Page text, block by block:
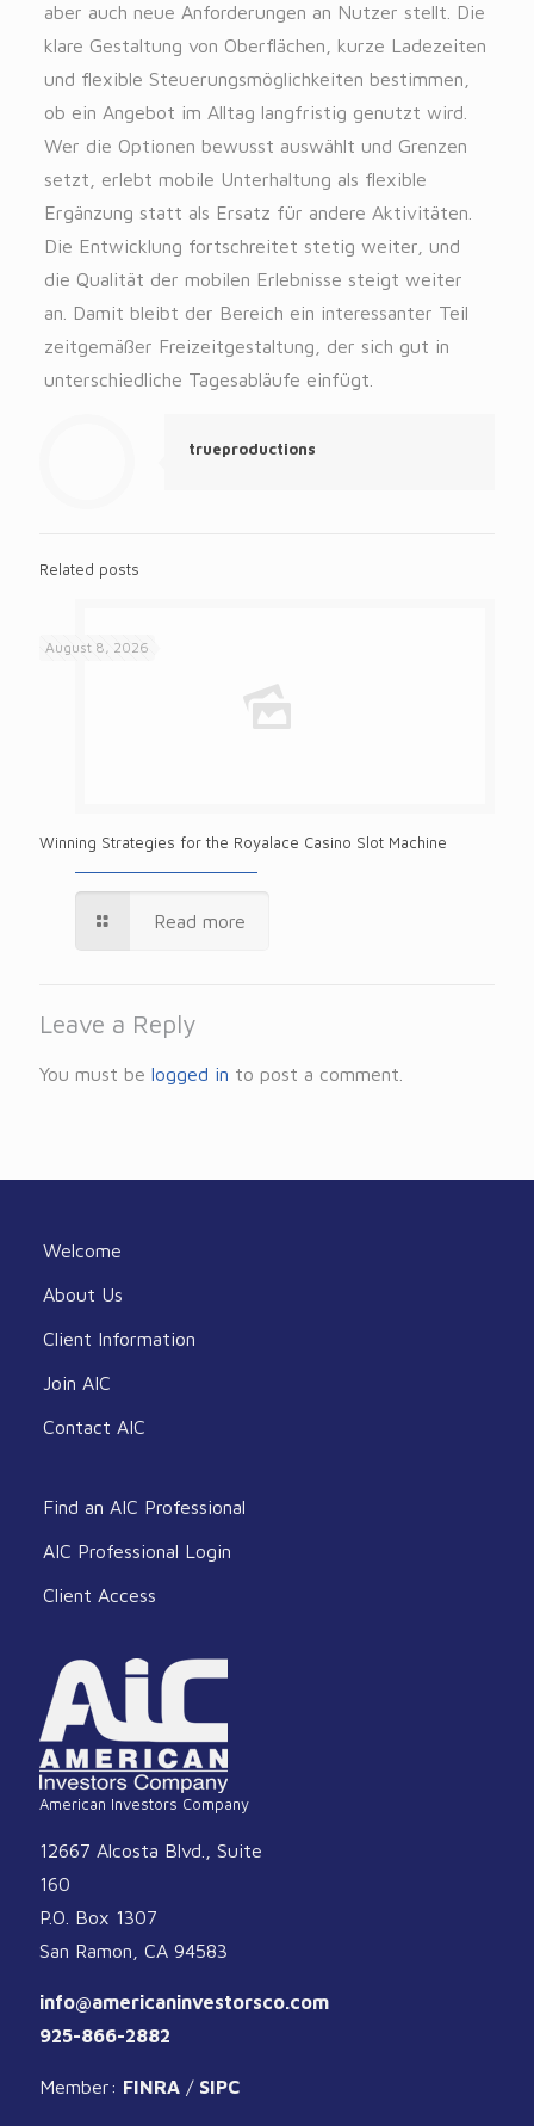
aber auch neue Anforderungen an Nutzer stellt. Die
klare Gestaltung von Oberflächen, kurze Ladezeiten
und flexible Steuerungsmöglichkeiten bestimmen,
ob ein Angebot im Alltag langfristig genutzt wird.
Wer die Optionen bewusst auswählt und Grenzen
setzt, erlebt mobile Unterhaltung als flexible
Ergänzung statt als Ersatz für andere Aktivitäten.
Die Entwicklung fortschreitet stetig weiter, und
die Qualität der mobilen Erlebnisse steigt weiter
an. Damit bleibt der Bereich ein interessanter Teil
zeitgemäßer Freizeitgestaltung, der sich gut in
unterschiedliche Tagesabläufe einfügt.
trueproductions
Related posts
August 8, 2026
Winning Strategies for the Royalace Casino Slot Machine
Read more
Leave a Reply
You must be logged in to post a comment.
Welcome
About Us
Client Information
Join AIC
Contact AIC
Find an AIC Professional
AIC Professional Login
Client Access
American Investors Company
12667 Alcosta Blvd., Suite
160
P.O. Box 1307
San Ramon, CA 94583
info@americaninvestorsco.com
925-866-2882
Member: FINRA / SIPC